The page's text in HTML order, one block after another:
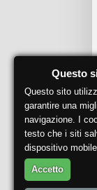
Questo
Questo sito
garantire una
navigazione. I
testo che i siti
dispositivo
Accetto